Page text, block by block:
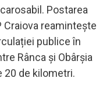
Postarea
Craiova reamintește
publice în
Rânca și Obârșia
20 de kilometri.